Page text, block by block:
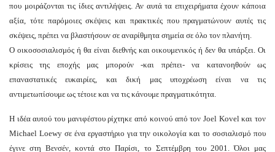
που μοιράζονται τις ίδιες αντιλήψεις. Αν αυτά τα επιχειρήματα έχουν κάποια
αξία, τότε παρόμοιες σκέψεις και πρακτικές που πραγματώνουν αυτές τις
σκέψεις, πρέπει να βλαστήσουν σε αναρίθμητα σημεία σε όλο τον πλανήτη.
Ο οικοσοσιαλισμός ή θα είναι διεθνής και οικουμενικός ή δεν θα υπάρξει. Οι
κρίσεις της εποχής μας μπορούν -και πρέπει- να κατανοηθούν ως
επαναστατικές ευκαιρίες, και δική μας υποχρέωση είναι να τις
αντιμετωπίσουμε ως τέτοιε και να τις κάνουμε πραγματικότητα.
Η ιδέα αυτού του μανιφέστου ρίχτηκε από κοινού από τον Joel Kovel και τον
Michael Loewy σε ένα εργαστήριο για την οικολογία και το σοσιαλισμό που
έγινε στη Βενσέν, κοντά στο Παρίσι, το Σεπτέμβρη του 2001. Όλοι μας